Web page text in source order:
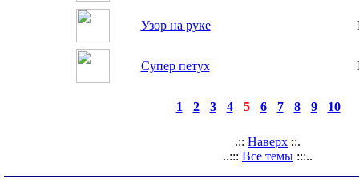
Узор на руке
Супер петух
1 2· 3· 4· 5· 6· 7· 8· 9· 10
.:: Наверх ::.
..::: Все темы :::..